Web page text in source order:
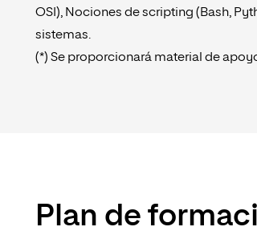
OSI), Nociones de scripting (Bash,
sistemas.
(*) Se proporcionará material de
Plan de